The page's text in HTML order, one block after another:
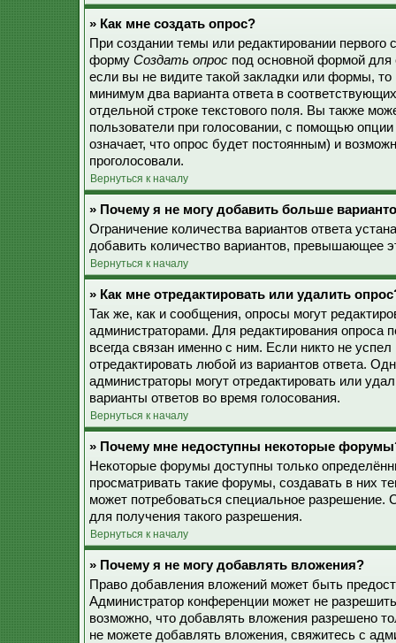
» Как мне создать опрос?
При создании темы или редактировании
форму Создать опрос под основной формой для
если вы не видите такой закладки или формы,
минимум два варианта ответа в
отдельной строке текстового поля. Вы также
пользователи при голосовании, с помощью
означает, что опрос будет постоянным) и
проголосовали.
Вернуться к началу
» Почему я не могу добавить больше
Ограничение количества вариантов ответа
добавить количество вариантов, превышающее
Вернуться к началу
» Как мне отредактировать или удалить
Так же, как и сообщения, опросы могут
администраторами. Для редактирования опроса
всегда связан именно с ним. Если никто не
отредактировать любой из вариантов ответа.
администраторы могут отредактировать или
варианты ответов во время голосования.
Вернуться к началу
» Почему мне недоступны некоторые
Некоторые форумы доступны только
просматривать такие форумы, создавать в них
может потребоваться специальное
для получения такого разрешения.
Вернуться к началу
» Почему я не могу добавлять вложения?
Право добавления вложений может быть
Администратор конференции может не
возможно, что добавлять вложения разрешено
не можете добавлять вложения, свяжитесь с